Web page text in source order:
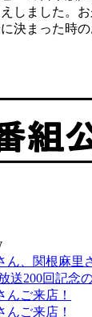
しました。
決まった時
ん、関根麻里
送200回記念
んご来店！
んご来店！